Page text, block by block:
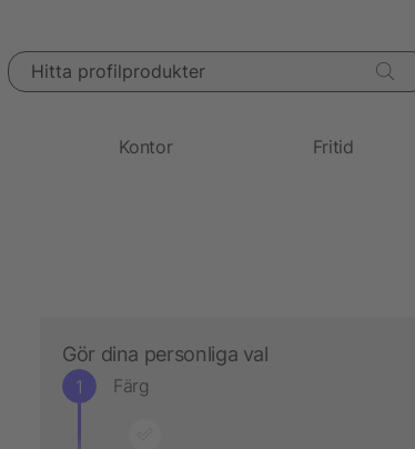
Hitta profilprodukter
Kontor Fritid
Gör dina personliga val
Färg